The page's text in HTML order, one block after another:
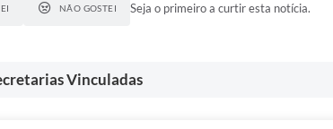
NÃO GOSTEI Seja o primeiro a curtir esta notícia.
Vinculadas